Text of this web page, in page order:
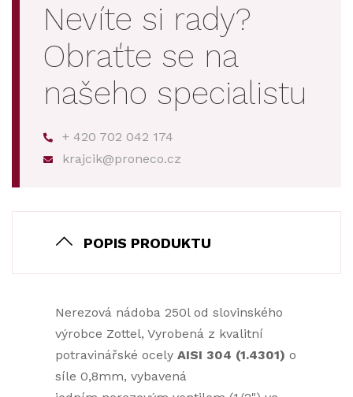
Nevíte si rady?
Obraťte se na
našeho specialistu
+ 420 702 042 174
krajcik@proneco.cz
POPIS PRODUKTU
Nerezová nádoba 250l od slovinského
výrobce Zottel, Vyrobená z kvalitní
potravinářské ocely AISI 304 (1.4301) o
síle 0,8mm, vybavená